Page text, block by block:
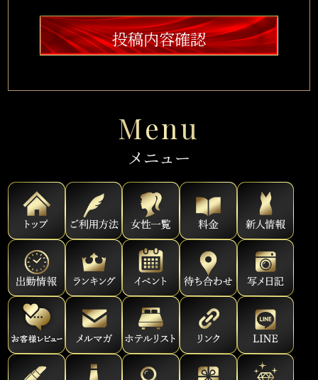
投稿内容確認
Menu
メニュー